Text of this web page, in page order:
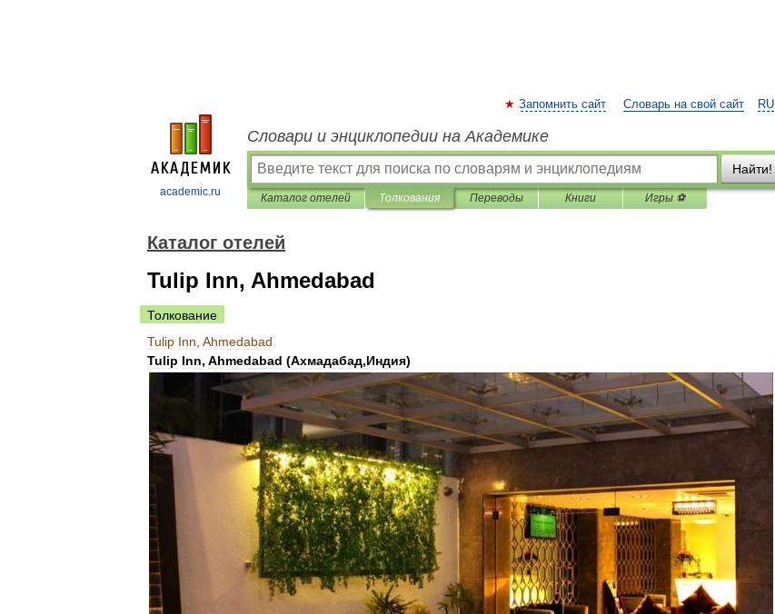
academic.ru
RU
Запомнить сайт Словарь на свой сайт
Словари и энциклопедии на Академике
Найти!
Каталог отелей Толкования Переводы Книги Игры ⚽
Каталог отелей
Tulip Inn, Ahmedabad
Толкование
Tulip Inn Ahmedabad
Tulip Inn, Ahmedabad (Ахмадабад,Индия)